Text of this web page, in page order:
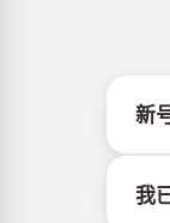
新
我